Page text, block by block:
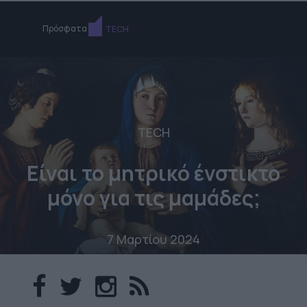
Πρόσφατα TECH
TECH
Είναι το μητρικό ένστικτο
μόνο για τις μαμάδες;
7 Μαρτίου 2024